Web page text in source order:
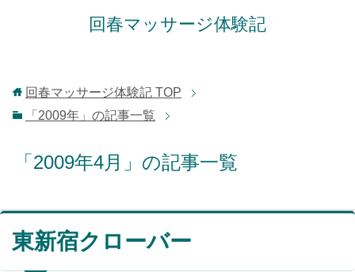
回春マッサージ体験記
回春マッサージ体験記 TOP
「2009年」の記事一覧
「2009年4月」の記事一覧
東新宿クローバー